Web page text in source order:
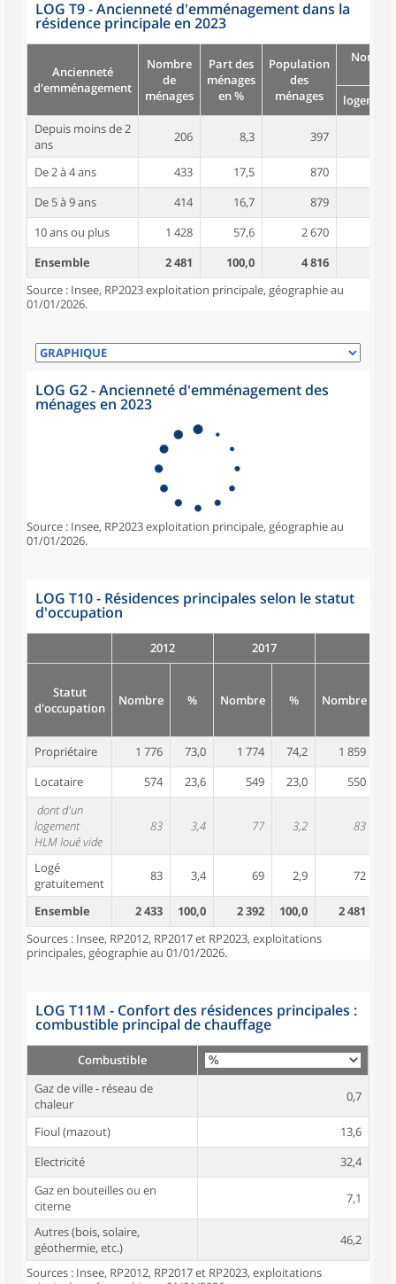
LOG T9 - Ancienneté d'emménagement dans la
résidence principale en 2023
Ancienneté
d'emménagement
Nombre
de
ménages
Part des
ménages
en %
Population
des
ménages
logement
Depuis moins de 2
ans
206 8,3 397
De 2 à 4 ans 433 17,5 870
De 5 à 9 ans
414 16,7 879
10 ans ou plus
1 428 57,6 2 670
Ensemble
2 481 100,0 4 816
Source : Insee, RP2023 exploitation principale, géographie au
01/01/2026.
LOG G2 - Ancienneté d'emménagement des
ménages en 2023
Source : Insee, RP2023 exploitation principale, géographie au
01/01/2026.
LOG T10 - Résidences principales selon le statut
d'occupation
2012 2017
Statut
d'occupation
Nombre % Nombre % Nombre
Propriétaire 1 776 73,0 1 774 74,2 1 859
Locataire
574 23,6 549 23,0 550
dont d'un
logement
HLM loué vide
83 3,4 77 3,2 83
Logé
gratuitement
83 3,4 69 2,9 72
Ensemble 2 433 100,0 2 392 100,0 2 481
Sources : Insee, RP2012, RP2017 et RP2023, exploitations
principales, géographie au 01/01/2026.
LOG T11M - Confort des résidences principales :
combustible principal de chauffage
Combustible
Gaz de ville - réseau de
chaleur
0,7
Fioul (mazout)
13,6
Electricité
32,4
Gaz en bouteilles ou en
citerne
7,1
Autres (bois, solaire,
géothermie, etc.)
46,2
Sources : Insee, RP2012, RP2017 et RP2023, exploitations